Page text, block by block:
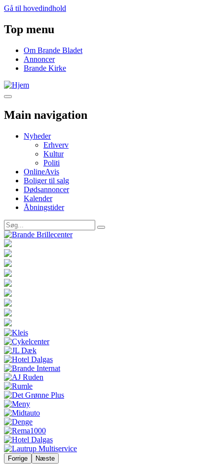
Gå til hovedindhold
Top menu
Om Brande Bladet
Annoncer
Brande Kirke
Main navigation
Nyheder
Erhverv
Kultur
Politi
OnlineAvis
Boliger til salg
Dødsannoncer
Kalender
Åbningstider
Forrige Næste